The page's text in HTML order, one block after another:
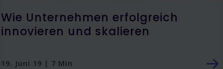
Wie Unternehmen erfolgreich
innovieren und skalieren
19. Juni 19 | 7 Min